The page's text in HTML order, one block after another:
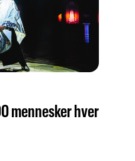
mennesker hver